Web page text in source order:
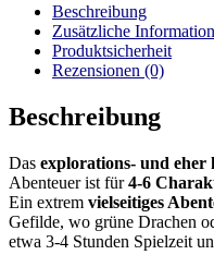
Beschreibung
Zusätzliche
Produktsicherheit
Rezensionen (0)
Beschreibung
Das explorations- und eher
Abenteuer ist für4-6
Ein extrem vielseitiges
Gefilde, wo grüne Drachen
etwa 3-4 Stunden Spielzeit